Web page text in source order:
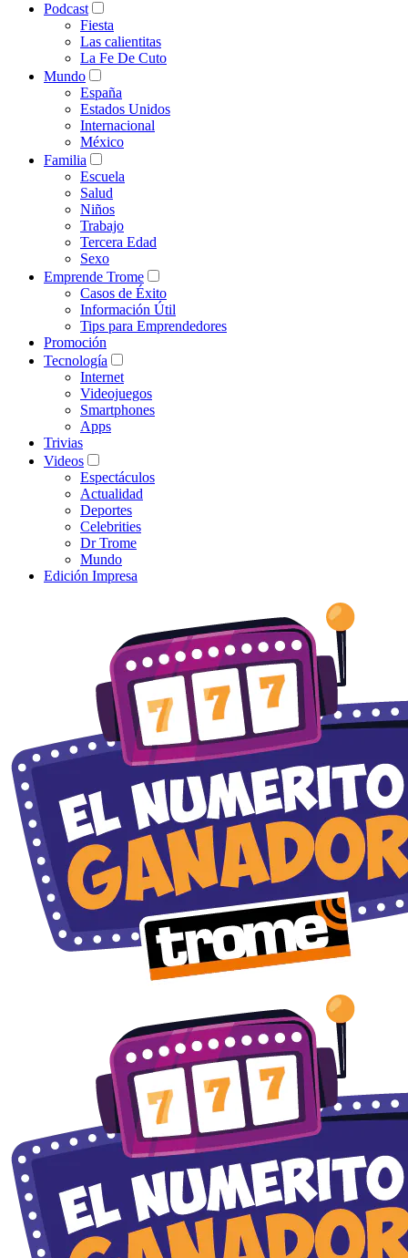
Podcast
Fiesta
Las calientitas
La Fe De Cuto
Mundo
España
Estados Unidos
Internacional
México
Familia
Escuela
Salud
Niños
Trabajo
Tercera Edad
Sexo
Emprende Trome
Casos de Éxito
Información Útil
Tips para Emprendedores
Promoción
Tecnología
Internet
Videojuegos
Smartphones
Apps
Trivias
Videos
Espectáculos
Actualidad
Deportes
Celebrities
Dr Trome
Mundo
Edición Impresa